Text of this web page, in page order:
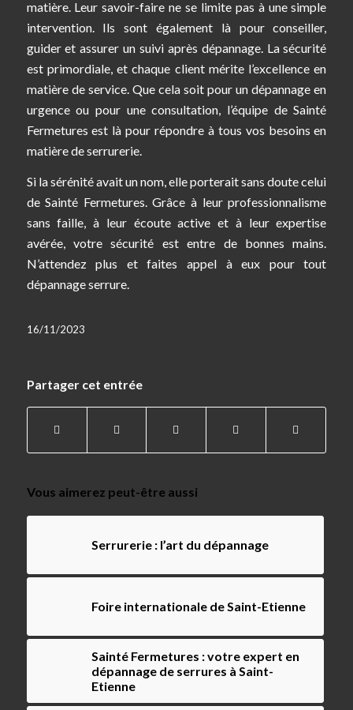
matière. Leur savoir-faire ne se limite pas à une simple
intervention. Ils sont également là pour conseiller,
guider et assurer un suivi après dépannage. La sécurité
est primordiale, et chaque client mérite l’excellence en
matière de service. Que cela soit pour un dépannage en
urgence ou pour une consultation, l’équipe de Sainté
Fermetures est là pour répondre à tous vos besoins en
matière de serrurerie.
Si la sérénité avait un nom, elle porterait sans doute celui
de Sainté Fermetures. Grâce à leur professionnalisme
sans faille, à leur écoute active et à leur expertise
avérée, votre sécurité est entre de bonnes mains.
N’attendez plus et faites appel à eux pour tout
dépannage serrure.
16/11/2023
Partager cet entrée
Vous aimerez peut-être aussi
Serrurerie : l’art du dépannage
Foire internationale de Saint-Etienne
Sainté Fermetures : votre expert en
dépannage de serrures à Saint-
Etienne